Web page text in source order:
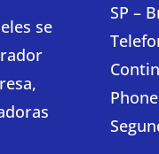
se
SP –